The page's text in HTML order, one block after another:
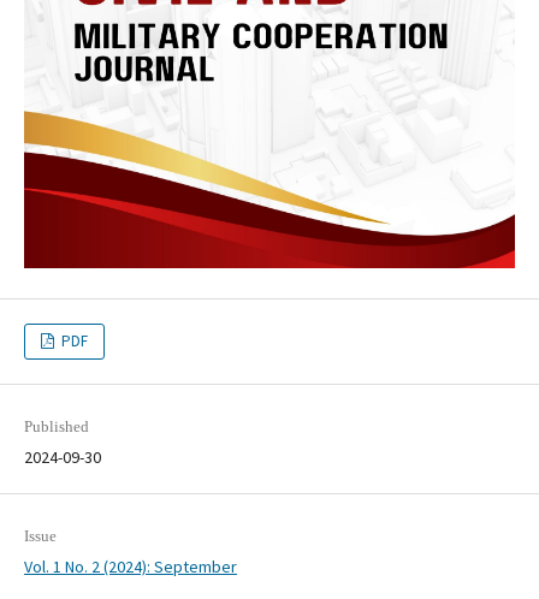
PDF
Published
2024-09-30
Issue
Vol. 1 No. 2 (2024): September